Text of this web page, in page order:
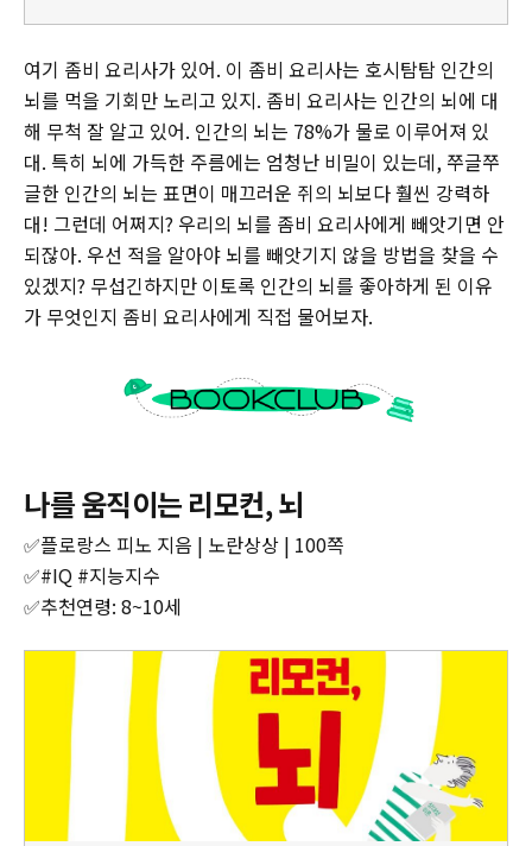
여기 좀비 요리사가 있어. 이 좀비 요리사는 호시탐탐 인간의
뇌를 먹을 기회만 노리고 있지. 좀비 요리사는 인간의 뇌에 대
해 무척 잘 알고 있어. 인간의 뇌는 78%가 물로 이루어져 있
대. 특히 뇌에 가득한 주름에는 엄청난 비밀이 있는데, 쭈글쭈
글한 인간의 뇌는 표면이 매끄러운 쥐의 뇌보다 훨씬 강력하
대! 그런데 어쩌지? 우리의 뇌를 좀비 요리사에게 빼앗기면 안
되잖아. 우선 적을 알아야 뇌를 빼앗기지 않을 방법을 찾을 수
있겠지? 무섭긴하지만 이토록 인간의 뇌를 좋아하게 된 이유
가 무엇인지 좀비 요리사에게 직접 물어보자.
나를 움직이는 리모컨, 뇌
✅플로랑스 피노 지음 | 노란상상 | 100쪽‌
‌✅#IQ #지능지수
‌✅추천연령: 8~10세